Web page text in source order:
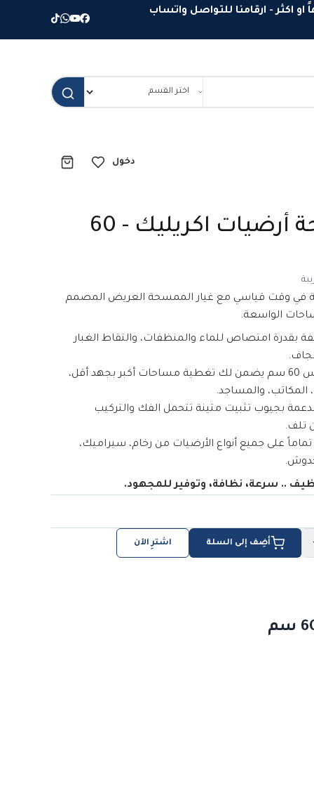
دخول
غيار ممسحة أرضيات اكريليك - 60
في وقت قياسي مع غيار الممسحة العريض المصمم
الواسعة.
بقدرة امتصاص للماء والمنظفات، والتقاط الغبار
مقاس 60 سم يضمن لك تغطية مساحات أكبر بجهد أقل،
المكاتب، والمساجد.
بجيوب تثبيت متينة تتحمل الفك والتركيب
تلف.
على جميع أنواع الأرضيات من رخام، سيراميك،
خدوش.
.. سرعة، نظافة، وتوفير للمجهود.
أضِف إلى السلة اشترِ الآن